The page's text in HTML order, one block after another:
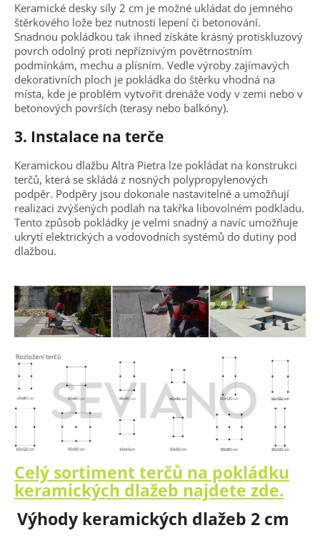
Keramické desky síly 2 cm je možné ukládat do jemného
štěrkového lože bez nutnosti lepení či betonování.
Snadnou pokládkou tak ihned získáte krásný protiskluzový
povrch odolný proti nepříznivým povětrnostním
podmínkám, mechu a plísním. Vedle výroby zajímavých
dekorativních ploch je pokládka do štěrku vhodná na
místa, kde je problém vytvořit drenáže vody v zemi nebo v
betonových površích (terasy nebo balkóny).
3. Instalace na terče
Keramickou dlažbu Altra Pietra lze pokládat na konstrukci
terčů, která se skládá z nosných polypropylenových
podpěr. Podpěry jsou dokonale nastavitelné a umožňují
realizaci zvýšených podlah na takřka libovolném podkladu.
Tento způsob pokládky je velmi snadný a navíc umožňuje
ukrytí elektrických a vodovodních systémů do dutiny pod
dlažbou.
Celý sortiment terčů na pokládku
keramických dlažeb najdete zde.
Výhody keramických dlažeb 2 cm